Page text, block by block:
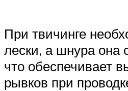
При твичинге
лески, а шнура она
что обеспечивает
рывков при